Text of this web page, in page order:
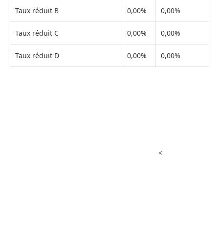
Taux réduit B 0,00% 0,00%
Taux réduit C 0,00% 0,00%
Taux réduit D 0,00% 0,00%
<